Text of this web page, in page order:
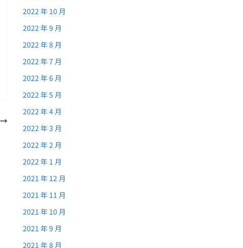
2022 年 10 月
2022 年 9 月
2022 年 8 月
2022 年 7 月
2022 年 6 月
2022 年 5 月
2022 年 4 月
2022 年 3 月
2022 年 2 月
2022 年 1 月
2021 年 12 月
2021 年 11 月
2021 年 10 月
2021 年 9 月
2021 年 8 月